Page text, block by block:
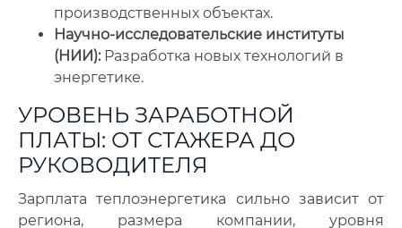
производственных объектах.
Научно-исследовательские институты
(НИИ):Разработка новых технологий в
энергетике.
УРОВЕНЬ ЗАРАБОТНОЙ
ПЛАТЫ: ОТ СТАЖЕРА ДО
РУКОВОДИТЕЛЯ
Зарплата теплоэнергетика сильно зависит от
региона, размера компании, уровня